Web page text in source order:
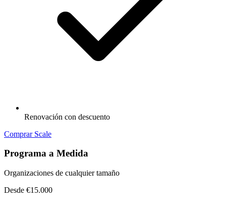
Renovación con descuento
Comprar Scale
Programa a Medida
Organizaciones de cualquier tamaño
Desde €15.000